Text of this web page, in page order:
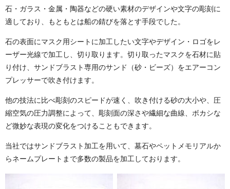
石・ガラス・金属・陶器などの硬い素材のデザインや文字の彫刻に
適しており、もともとは船の錆びを落とす手段でした。
石の表面にマスク用シートに加工したい文字やデザイン・ロゴをレ
ーザー光線で加工し、切り取ります。切り取ったマスクを石材に貼
り付け、サンドブラスト専用のサンド（砂・ビーズ）をエアーコン
プレッサーで吹き付けます。
他の技法に比べ彫刻のスピードが速く、吹き付ける砂の大小や、圧
縮空気の圧力調整によって、彫刻面の深さや繊細な曲線、ボカシな
ど微妙な表現の変化をつけることもできます。
当社ではサンドブラスト加工を用いて、墓石やペットメモリアルか
らネームプレートまで多数の製品を加工しております。